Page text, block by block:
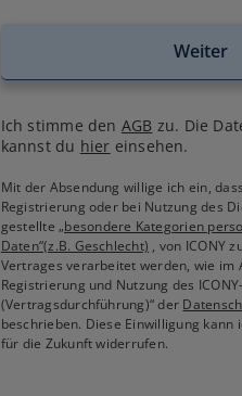
Weiter
Ich stimme den AGB zu. Die
kannst du hier einsehen.
Mit der Absendung willige ich ein,
Registrierung oder bei Nutzung des
gestellte„besondere Kategorien
Daten“(z.B. Geschlecht) , von ICONY
Vertrages verarbeitet werden, wie im
Registrierung und Nutzung des
(Vertragsdurchführung)“ der
beschrieben. Diese Einwilligung kann
für die Zukunft widerrufen.